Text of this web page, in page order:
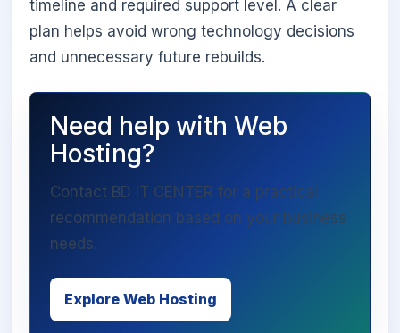
timeline and required support level. A clear
plan helps avoid wrong technology decisions
and unnecessary future rebuilds.
Need help with Web
Hosting?
Contact BD IT CENTER for a practical
recommendation based on your business
needs.
Explore Web Hosting